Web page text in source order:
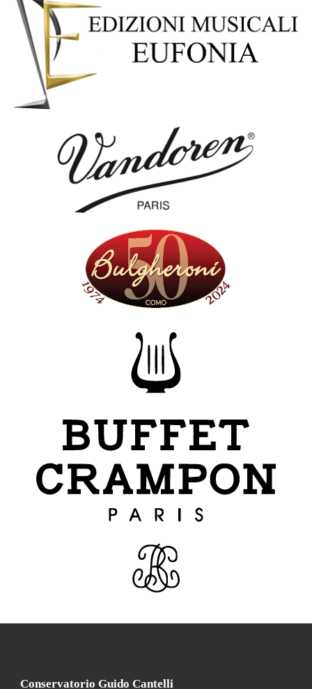
Conservatorio Guido Cantelli